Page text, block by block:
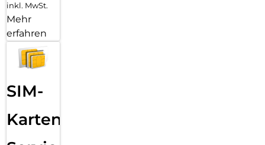
inkl. MwSt.
Mehr
erfahren
SIM-
Karten